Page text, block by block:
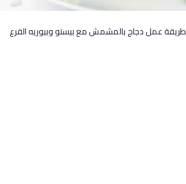
طريقة عمل دجاج بالمشمش مع بيستو وبيوريه القرع